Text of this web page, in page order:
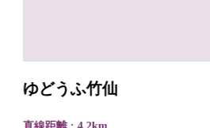
ゆどうふ竹仙